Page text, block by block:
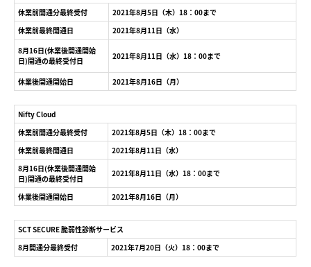
休業前開通分最終受付
2021年8月5日（木）18：00まで
休業前最終開通日
2021年8月11日（水）
8月16日(休業後開通開始
日)開通の最終受付日
2021年8月11日（水）18：00まで
休業後開通開始日 2021年8月16日（月）
Nifty Cloud
休業前開通分最終受付
2021年8月5日（木）18：00まで
休業前最終開通日
2021年8月11日（水）
8月16日(休業後開通開始
日)開通の最終受付日
2021年8月11日（水）18：00まで
休業後開通開始日 2021年8月16日（月）
SCT SECURE 脆弱性診断サービス
8月開通分最終受付
2021年7月20日（火）18：00まで